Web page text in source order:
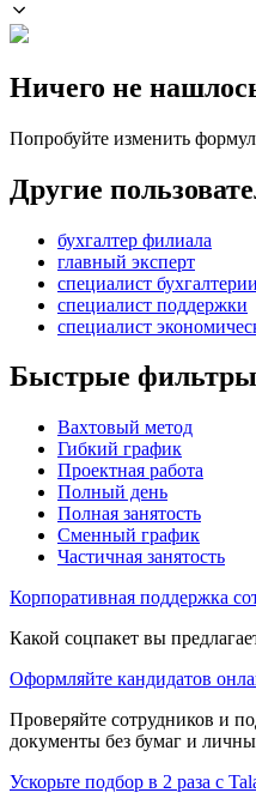
Ничего не
Попробуйте изменить
Другие
бухгалтер филиала
главный эксперт
специалист бухгалтерии
специалист поддержки
специалист
Быстрые фильтры
Вахтовый метод
Гибкий график
Проектная работа
Полный день
Полная занятость
Сменный график
Частичная занятость
Корпоративная поддержка
Какой соцпакет вы
Оформляйте кандидатов
Проверяйте сотрудников и
документы без бумаг и
Ускорьте подбор в 2 раза с